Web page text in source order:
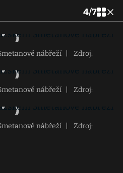
4/7
nábřeží
Zdroj:
nábřeží
Zdroj:
nábřeží
Zdroj: